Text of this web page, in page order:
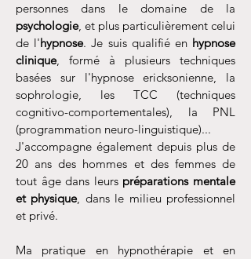
personnes dans le domaine de la
psychologie, et plus particulièrement celui
de l'hypnose. Je suis qualifié en hypnose
clinique, formé à plusieurs techniques
basées sur l'hypnose ericksonienne, la
sophrologie, les TCC (techniques
cognitivo-comportementales), la PNL
(programmation neuro-linguistique)...
J'accompagne également depuis plus de
20 ans des hommes et des femmes de
tout âge dans leurs préparations mentale
et physique, dans le milieu professionnel
et privé.
Ma pratique en hypnothérapie et en